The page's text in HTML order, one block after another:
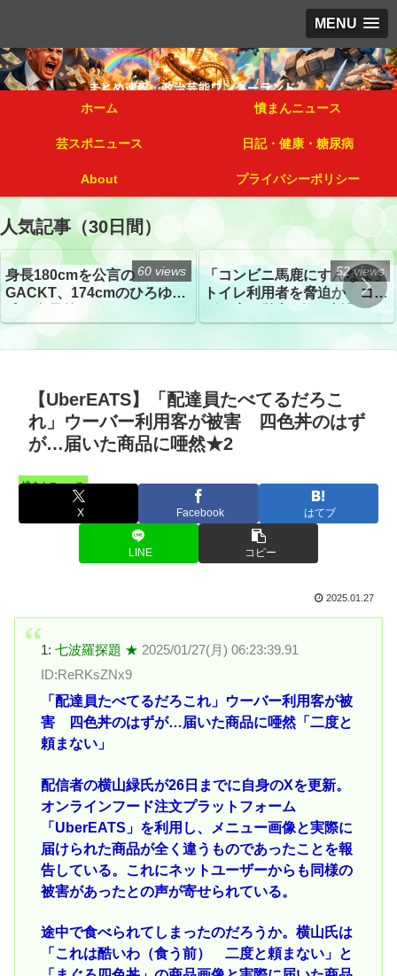
MENU
ホーム 憤まんニュース
芸スポニュース 日記・健康・糖尿病
About プライバシーポリシー
人気記事（30日間）
身長180cmを公言の
GACKT、174cmのひろゆき
トざわつき イベントでの写
真が話題
60 views
「コンビニ馬鹿にすんなよ」
トイレ利用者を脅迫か コン
52 views
【UberEATS】「配達員たべてるだろこ
れ」ウーバー利用客が被害 四色丼のはず
が…届いた商品に唖然★2
憤まんニュース
X Facebook はてブ
LINE コピー
2025.01.27
1: 七波羅探題 ★ 2025/01/27(月) 06:23:39.91
ID:ReRKsZNx9
「配達員たべてるだろこれ」ウーバー利用客が被
害 四色丼のはずが…届いた商品に唖然「二度と
頼まない」
配信者の横山緑氏が26日までに自身のXを更新。
オンラインフード注文プラットフォーム
「UberEATS」を利用し、メニュー画像と実際に
届けられた商品が全く違うものであったことを報
告している。これにネットユーザーからも同様の
被害があったとの声が寄せられている。
途中で食べられてしまったのだろうか。横山氏は
「これは酷いわ（食う前） 二度と頼まない」と